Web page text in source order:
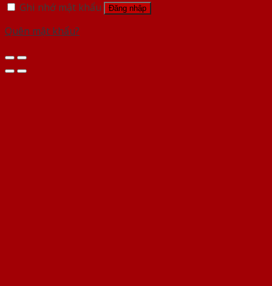
Ghi nhớ mật khẩu
Đăng nhập
Quên mật khẩu?